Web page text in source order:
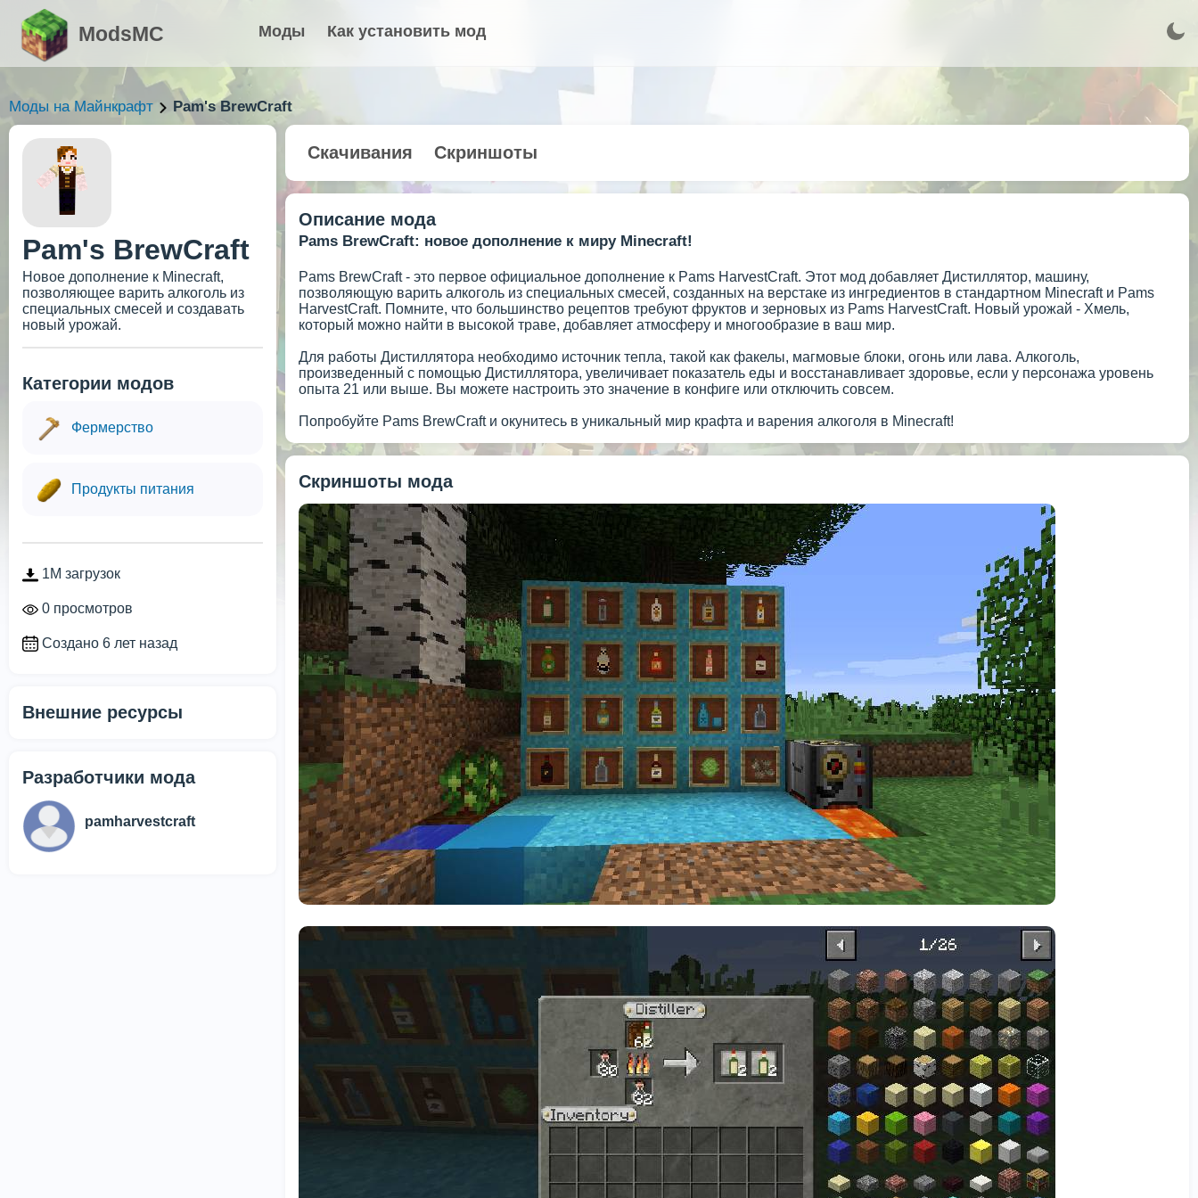
ModsMC Моды Как установить мод
Моды на Майнкрафт Pam's BrewCraft
Pam's BrewCraft
Новое дополнение к Minecraft,
позволяющее варить алкоголь из
специальных смесей и создавать
новый урожай.
Категории модов
Фермерство
Продукты питания
1M загрузок
0 просмотров
Создано 6 лет назад
Внешние ресурсы
Разработчики мода
pamharvestcraft
Скачивания Скриншоты
Описание мода
Pams BrewCraft: новое дополнение к миру Minecraft!
Pams BrewCraft - это первое официальное дополнение к Pams HarvestCraft. Этот мод добавляет Дистиллятор, машину,
позволяющую варить алкоголь из специальных смесей, созданных на верстаке из ингредиентов в стандартном Minecraft и Pams
HarvestCraft. Помните, что большинство рецептов требуют фруктов и зерновых из Pams HarvestCraft. Новый урожай - Хмель,
который можно найти в высокой траве, добавляет атмосферу и многообразие в ваш мир.
Для работы Дистиллятора необходимо источник тепла, такой как факелы, магмовые блоки, огонь или лава. Алкоголь,
произведенный с помощью Дистиллятора, увеличивает показатель еды и восстанавливает здоровье, если у персонажа уровень
опыта 21 или выше. Вы можете настроить это значение в конфиге или отключить совсем.
Попробуйте Pams BrewCraft и окунитесь в уникальный мир крафта и варения алкоголя в Minecraft!
Скриншоты мода